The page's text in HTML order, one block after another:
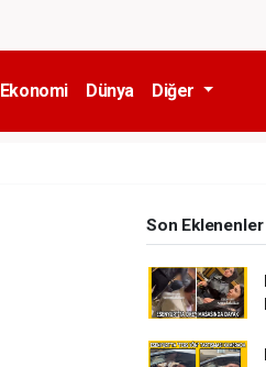
Ekonomi Dünya Diğer
Son Eklenenler